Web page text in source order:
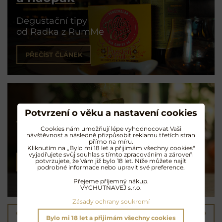
Degustační tipy
od Radka z RumMe
PŘEČÍST ČLÁNEK
Koktejly na rumu
Exotické opojení
NAMÍCHAT KOKTEJL
Předchozí produkt Následující produkt
Potvrzení o věku a nastavení cookies
Cookies nám umožňují lépe vyhodnocovat Vaši
návštěvnost a následně přizpůsobit reklamu třetích stran
přímo na míru.
Kliknutím na „Bylo mi 18 let a přijimám všechny cookies"
vyjadřujete svůj souhlas s tímto zpracováním a zároveň
potvrzujete, že Vám již bylo 18 let. Níže můžete najít
podrobné informace nebo upravit své preference.
Přejeme příjemný nákup.
VYCHUTNAVEJ s.r.o.
Zásady ochrany soukromí
Bylo mi 18 let a přijimám všechny cookies